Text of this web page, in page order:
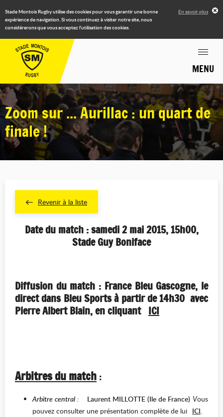
Stade Montois Rugby utilise des cookies pour vous garantir une bonne
expérience de navigation. Si vous continuez à visiter notre site, nous
considérerons que vous acceptez l'utilisation des cookies.
En savoir plus
MENU
Zoom sur ... Aurillac : un quart de
finale !
Revenir à la liste
Date du match : samedi 2 mai 2015, 15h00,
Stade Guy Boniface
Diffusion du match : France Bleu Gascogne, le
direct dans Bleu Sports à partir de 14h30 avec
Pierre Albert Blain, en cliquant ICI
Arbitres du match:
Arbitre central : Laurent MILLOTTE (Ile de France) Vous
pouvez consulter une présentation complète de lui ICI.